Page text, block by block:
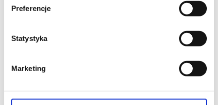
Preferencje
Statystyka
Marketing
Rodzice kupują Bonnie tablet Lilypad – gadżet, który mają już
wszystkie dzieci. Urządzenie zagarnia całą uwagę dziewczynki.
Chcąc udowodnić, że jest lepsze od zabawek, kontaktuje swoją
wątpliwości, czy ta znajomość przerodzi się w prawdziwą
przyjaźń. Wraz z Mustangiem ukrywa się w walizce Bonnie i rusza
Bezpieczne zakupy w Bilety24. W przypadku odwołania
podczas zakupu.